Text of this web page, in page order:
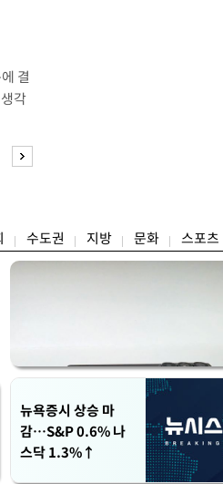
결
각
리
다.
수도권 지방 문화 스포츠
뉴욕증시 상승 마
감…S&P 0.6% 나
스닥 1.3%↑